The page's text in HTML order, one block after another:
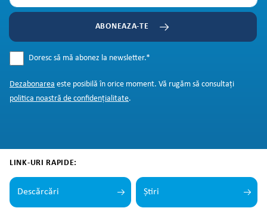
ABONEAZA-TE
Doresc să mă abonez la newsletter.*
Dezabonarea este posibilă în orice moment. Vă rugăm să consultați
politica noastră de confidențialitate.
LINK-URI RAPIDE:
Descărcări Știri